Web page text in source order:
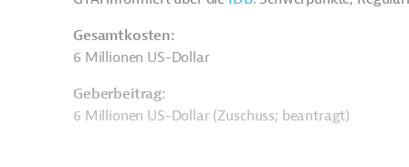
Gesamtkosten:
6 Millionen US-Dollar
Geberbeitrag:
6 Millionen US-Dollar (Zuschuss; beantragt)